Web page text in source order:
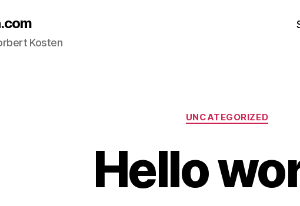
Kosten
Kategorien
UNCATEGORIZED
Hello